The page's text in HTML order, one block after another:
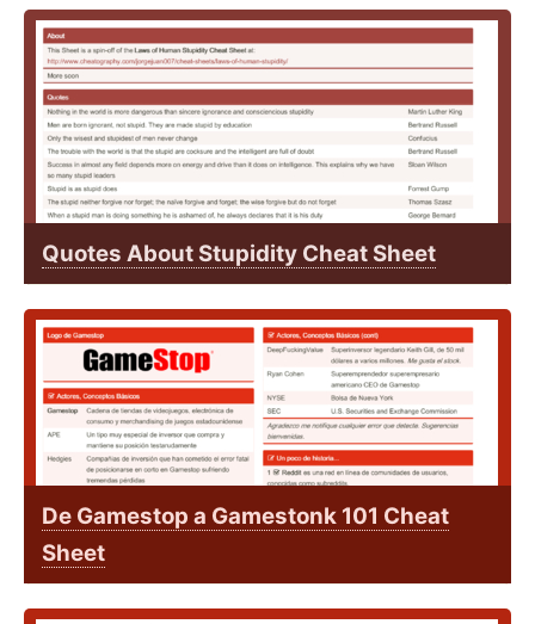
Quotes About Stupidity Cheat Sheet
De Gamestop a Gamestonk 101 Cheat
Sheet